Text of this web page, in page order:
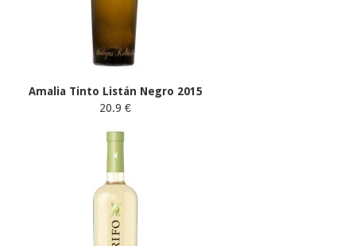
Amalia Tinto Listán Negro 2015
20.9 €